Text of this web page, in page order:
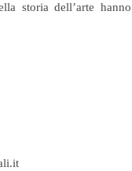
storia dell’arte hanno